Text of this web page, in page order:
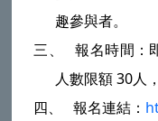
趣參與者。
三、
報名時間：
人數限額30人
四、
報名連結：